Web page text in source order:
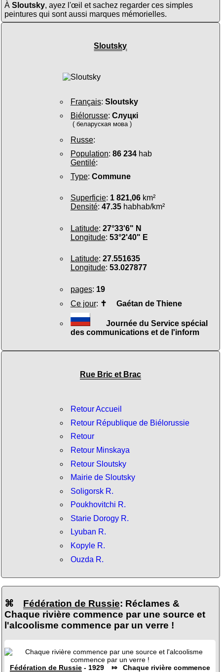
À Sloutsky, ayez l'œil et sachez regarder ces simples
peintures qui sont aussi marques mémorielles.
Sloutsky
Français: Sloutsky
Biélorusse: Слуцкі
( беларуская мова )
Russe:
Population: 86 234hab
Gentilé:
Type: Commune
Superficie: 1 821,06km²
Densité: 47.35habhab/km²
Latitude: 27°33'6" N
Longitude: 53°2'40" E
Latitude: 27.551635
Longitude: 53.027877
pages: 19
Ce jour: ✝ Gaétan de Thiene
Journée du Service spécial
des communications et de l'inform
Rue Bric et Brac
Retour Accueil
Retour République de Biélorussie
Retour
Retour Minskaya
Retour Sloutsky
Mairie de Sloutsky
Soligorsk R.
Poukhovitchi R.
Starie Dorogy R.
Lyuban R.
Kopyle R.
Ouzda R.
⌘ Fédération de Russie: Réclames &
Chaque rivière commence par une source et
l'alcoolisme commence par un verre !
Fédération de Russie- 1929 ⤇ Chaque rivière commence